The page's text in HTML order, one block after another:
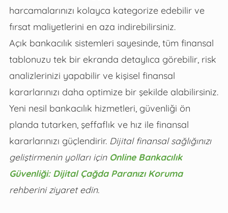
harcamalarınızı kolayca kategorize edebilir ve
fırsat maliyetlerini en aza indirebilirsiniz.
Açık bankacılık sistemleri sayesinde, tüm finansal
tablonuzu tek bir ekranda detaylıca görebilir, risk
analizlerinizi yapabilir ve kişisel finansal
kararlarınızı daha optimize bir şekilde alabilirsiniz.
Yeni nesil bankacılık hizmetleri, güvenliği ön
planda tutarken, şeffaflık ve hız ile finansal
kararlarınızı güçlendirir. Dijital finansal sağlığınızı
geliştirmenin yolları için Online Bankacılık
Güvenliği: Dijital Çağda Paranızı Koruma
rehberini ziyaret edin.